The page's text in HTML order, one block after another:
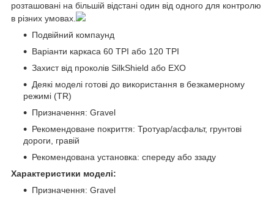
розташовані на більшій відстані один від одного для контролю
в різних умовах.
Подвійний компаунд
Варіанти каркаса 60 TPI або 120 TPI
Захист від проколів SilkShield або EXO
Деякі моделі готові до використання в безкамерному
режимі (TR)
Призначення: Gravel
Рекомендоване покриття: Тротуар/асфальт, грунтові
дороги, гравій
Рекомендована установка: спереду або ззаду
Характеристики моделі:
Призначення: Gravel